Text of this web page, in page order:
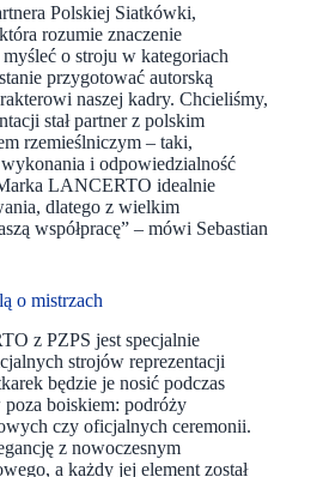
Polskiej Siatkówki,
rozumie znaczenie
o stroju w kategoriach
przygotować autorską
naszej kadry. Chcieliśmy,
stał partner z polskim
rzemieślniczym – taki,
i odpowiedzialność
LANCERTO idealnie
dlatego z wielkim
współpracę” – mówi Sebastian
o mistrzach
z PZPS jest specjalnie
strojów reprezentacji
będzie je nosić podczas
boiskiem: podróży
czy oficjalnych ceremonii.
z nowoczesnym
a każdy jej element został